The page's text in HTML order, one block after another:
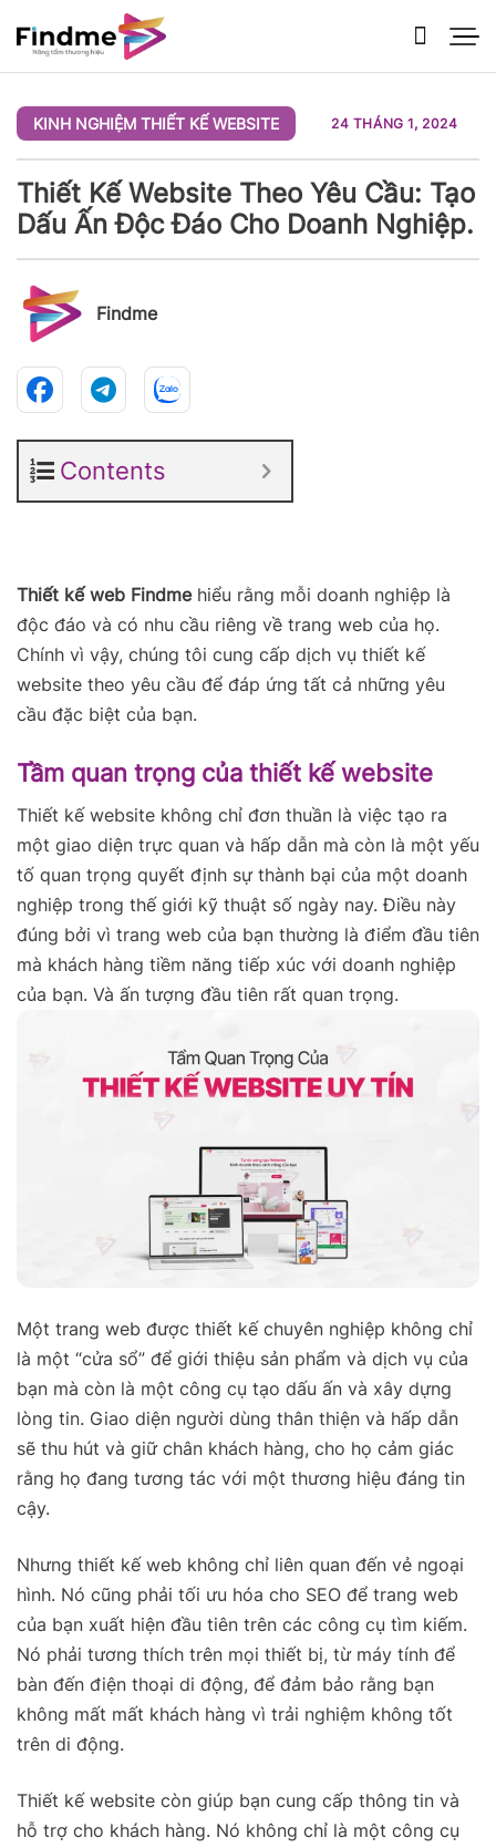
qua
nội
KINH NGHIỆM THIẾT KẾ WEBSITE 24 THÁNG 1, 2024
Thiết Kế Website Theo Yêu Cầu: Tạo
Dấu Ấn Độc Đáo Cho Doanh Nghiệp.
Findme
Contents
Thiết kế web Findmehiểu rằng mỗi doanh nghiệp là
độc đáo và có nhu cầu riêng về trang web của họ.
Chính vì vậy, chúng tôi cung cấp dịch vụ thiết kế
website theo yêu cầu để đáp ứng tất cả những yêu
cầu đặc biệt của bạn.
Tầm quan trọng của thiết kế website
Thiết kế website không chỉ đơn thuần là việc tạo ra
một giao diện trực quan và hấp dẫn mà còn là một yếu
tố quan trọng quyết định sự thành bại của một doanh
nghiệp trong thế giới kỹ thuật số ngày nay. Điều này
đúng bởi vì trang web của bạn thường là điểm đầu tiên
mà khách hàng tiềm năng tiếp xúc với doanh nghiệp
của bạn. Và ấn tượng đầu tiên rất quan trọng.
Một trang web được thiết kế chuyên nghiệp không chỉ
là một “cửa sổ” để giới thiệu sản phẩm và dịch vụ của
bạn mà còn là một công cụ tạo dấu ấn và xây dựng
lòng tin. Giao diện người dùng thân thiện và hấp dẫn
sẽ thu hút và giữ chân khách hàng, cho họ cảm giác
rằng họ đang tương tác với một thương hiệu đáng tin
cậy.
Nhưng thiết kế web không chỉ liên quan đến vẻ ngoại
hình. Nó cũng phải tối ưu hóa cho SEO để trang web
của bạn xuất hiện đầu tiên trên các công cụ tìm kiếm.
Nó phải tương thích trên mọi thiết bị, từ máy tính để
bàn đến điện thoại di động, để đảm bảo rằng bạn
không mất mất khách hàng vì trải nghiệm không tốt
trên di động.
Thiết kế website còn giúp bạn cung cấp thông tin và
hỗ trợ cho khách hàng. Nó không chỉ là một công cụ